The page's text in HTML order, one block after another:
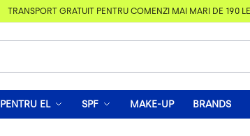
TRANSPORT GRATUIT PENTRU COMENZI MAI MARI DE 190 LEI
PENTRU EL SPF MAKE-UP BRANDS